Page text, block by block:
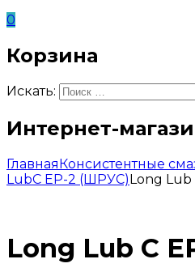
0
Корзина
Искать:
Интернет-
ГлавнаяКонсистентные
LubC EP-2 (ШРУС)Long
Long Lub C